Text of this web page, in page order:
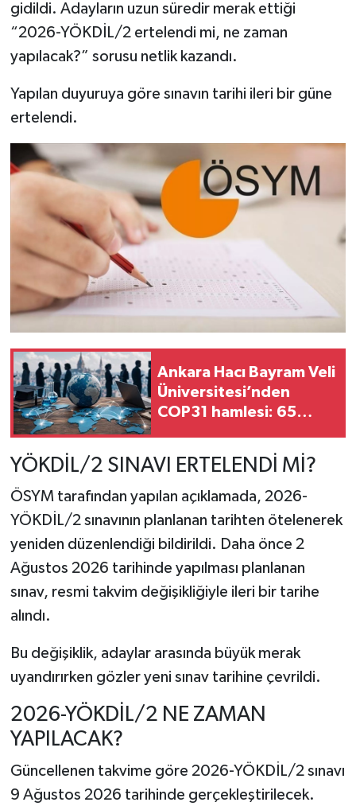
gidildi. Adayların uzun süredir merak ettiği
“2026-YÖKDİL/2 ertelendi mi, ne zaman
yapılacak?” sorusu netlik kazandı.
Yapılan duyuruya göre sınavın tarihi ileri bir güne
ertelendi.
Ankara Hacı Bayram Veli
Üniversitesi’nden
COP31 hamlesi: 65
YÖKDİL/2 SINAVI ERTELENDİ Mİ?
ÖSYMtarafından yapılan açıklamada, 2026-
YÖKDİL/2 sınavının planlanan tarihten ötelenerek
yeniden düzenlendiği bildirildi. Daha önce 2
Ağustos 2026 tarihinde yapılması planlanan
sınav, resmi takvim değişikliğiyle ileri bir tarihe
alındı.
Bu değişiklik, adaylar arasında büyük merak
uyandırırken gözler yeni sınav tarihine çevrildi.
2026-YÖKDİL/2 NE ZAMAN
YAPILACAK?
Güncellenen takvime göre 2026-YÖKDİL/2 sınavı
9 Ağustos 2026 tarihinde gerçekleştirilecek.